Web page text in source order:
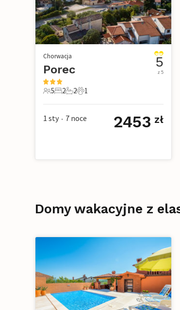
Chorwacja
Porec
5 Goście
5
2 Sypialnie
2
2 Łazienki
2
1 Zwierzę domowe
1
5
z 5
1 sty • 7 noce 2453 zł
Domy wakacyjne z